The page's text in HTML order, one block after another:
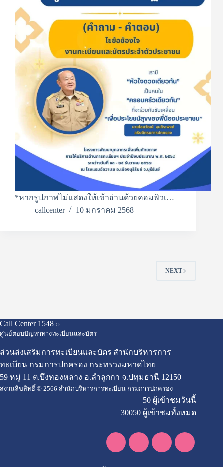
*หากรูปภาพไม่แสดงให้เข้าอ่านด้วยคอมพิวเ…
callcenter
10 มกราคม 2568
NEXT
Call Center 1548 ©
ศูนย์ตอบปัญหาทางทะเบียนและบัตร
ส่วนส่งเสริมการทะเบียนและบัตร สำนักบริหารการ
ทะเบียน กรมการปกครอง กระทรวงมหาดไทย
59 หมู่ 11 ต.บึงทองหลาง อ.ลำลูกกา จ.ปทุมธานี 12150
สงวนลิขสิทธิ์ © 2566 สำนักบริหารการทะเบียน กรมการปกครอง
50 ผู้เข้าชมวันนี้
30050 ผู้เข้าชมทั้งหมด